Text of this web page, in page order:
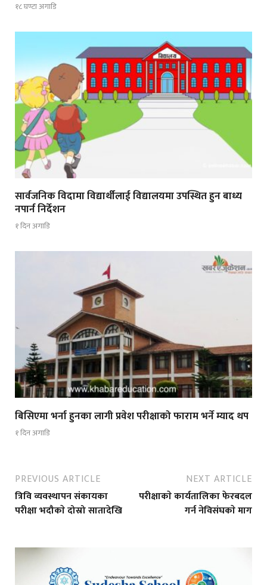
१८ घण्टा अगाडि
सार्वजनिक विदामा विद्यार्थीलाई विद्यालयमा उपस्थित हुन बाध्य
नपार्न निर्देशन
१ दिन अगाडि
बिसिएमा भर्ना हुनका लागी प्रवेश परीक्षाको फाराम भर्ने म्याद थप
१ दिन अगाडि
PREVIOUS ARTICLE
त्रिवि व्यवस्थापन संकायका
परीक्षा भदौकाे दोस्रो सातादेखि
NEXT ARTICLE
परीक्षाकाे कार्यतालिका फेरबदल
गर्न नेविसंघकाे माग